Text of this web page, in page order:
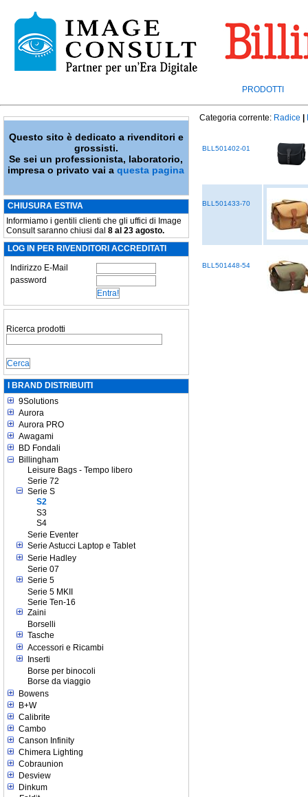
PRODOTTI
Questo sito è dedicato a rivenditori e
grossisti.
Se sei un professionista, laboratorio,
impresa o privato vai aquesta pagina
CHIUSURA ESTIVA
Informiamo i gentili clienti che gli uffici di Image
Consult saranno chiusi dal 8 al 23 agosto.
LOG IN PER RIVENDITORI ACCREDITATI
Indirizzo E-Mail
password
Ricerca prodotti
I BRAND DISTRIBUITI
9Solutions
Aurora
Aurora PRO
Awagami
BD Fondali
Billingham
Leisure Bags - Tempo libero
Serie 72
Serie S
S2
S3
S4
Serie Eventer
Serie Astucci Laptop e Tablet
Serie Hadley
Serie 07
Serie 5
Serie 5 MKII
Serie Ten-16
Zaini
Borselli
Tasche
Accessori e Ricambi
Inserti
Borse per binocoli
Borse da viaggio
Bowens
B+W
Calibrite
Cambo
Canson Infinity
Chimera Lighting
Cobraunion
Desview
Dinkum
Categoria corrente: Radice
BLL501402-01
BLL501433-70
BLL501448-54